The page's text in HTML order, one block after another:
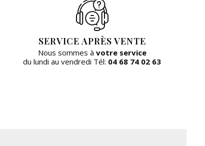
SERVICE APRÈS VENTE
Nous sommes à votre service
du lundi au vendredi Tél: 04 68 74 02 63